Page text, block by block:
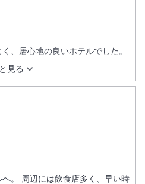
見る
、居心地の良いホテルでした。
。 周辺には飲食店多く、早い時